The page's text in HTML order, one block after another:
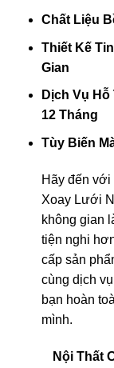
Chất Liệu
Thiết Kế
Gian
Dịch Vụ
12 Tháng
Tùy Biến
Hãy đến với
Xoay Lưới
không gian
tiện nghi
cấp sản
cùng dịch
bạn hoàn
mình.
Nội Thất